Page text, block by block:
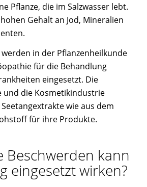
Pflanze, die im Salzwasser lebt.
Gehalt an Jod, Mineralien
in der Pflanzenheilkunde
für die Behandlung
eingesetzt. Die
und die Kosmetikindustrie
wie aus dem
für ihre Produkte.
Beschwerden kann
eingesetzt wirken?